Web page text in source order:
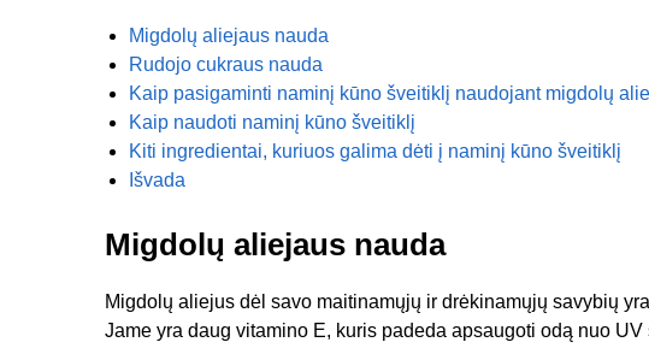
Migdolų aliejaus nauda
Rudojo cukraus nauda
Kaip pasigaminti naminį kūno šveitiklį naudojant migdolų
Kaip naudoti naminį kūno šveitiklį
Kiti ingredientai, kuriuos galima dėti į naminį kūno šveitiklį
Išvada
Migdolų aliejaus nauda
Migdolų aliejus dėl savo maitinamųjų ir drėkinamųjų savybių
Jame yra daug vitamino E, kuris padeda apsaugoti odą nuo